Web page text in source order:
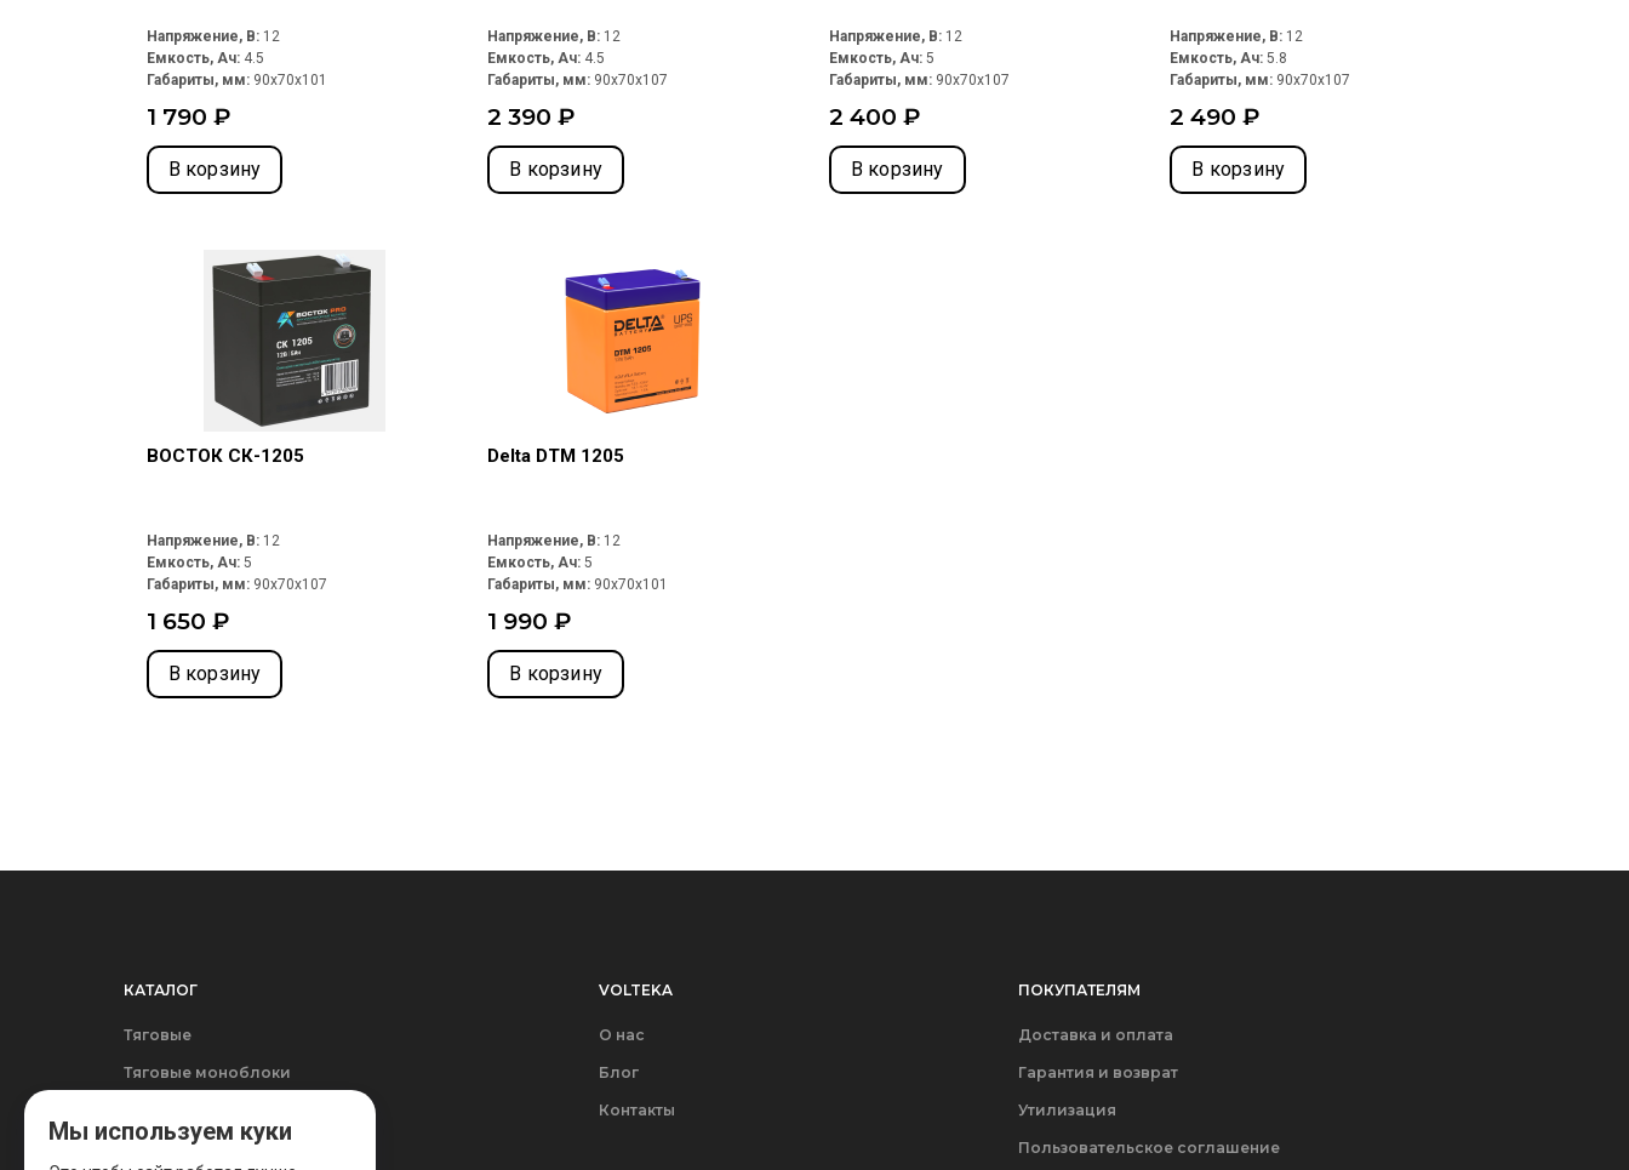
Напряжение, В: 12
Емкость, Ач: 4.5
Габариты, мм: 90x70x101
1 790 ₽
В корзину
Напряжение, В: 12
Емкость, Ач: 4.5
Габариты, мм: 90x70x107
2 390 ₽
В корзину
Напряжение, В: 12
Емкость, Ач: 5
Габариты, мм: 90x70x107
2 400 ₽
В корзину
Напряжение, В: 12
Емкость, Ач:5.8
Габариты, мм: 90x70x107
2 490 ₽
В корзину
ВОСТОК СК-1205
Напряжение, В: 12
Емкость, Ач: 5
Габариты, мм: 90x70x107
1 650 ₽
В корзину
Delta DTM 1205
Напряжение, В: 12
Емкость, Ач:5
Габариты, мм: 90x70x101
1 990 ₽
В корзину
КАТАЛОГ
Тяговые
Тяговые моноблоки
Зарядные устройства
VOLTEKA
О нас
Блог
Контакты
ПОКУПАТЕЛЯМ
Доставка и оплата
Гарантия и возврат
Утилизация
Пользовательское соглашение
Мы используем куки